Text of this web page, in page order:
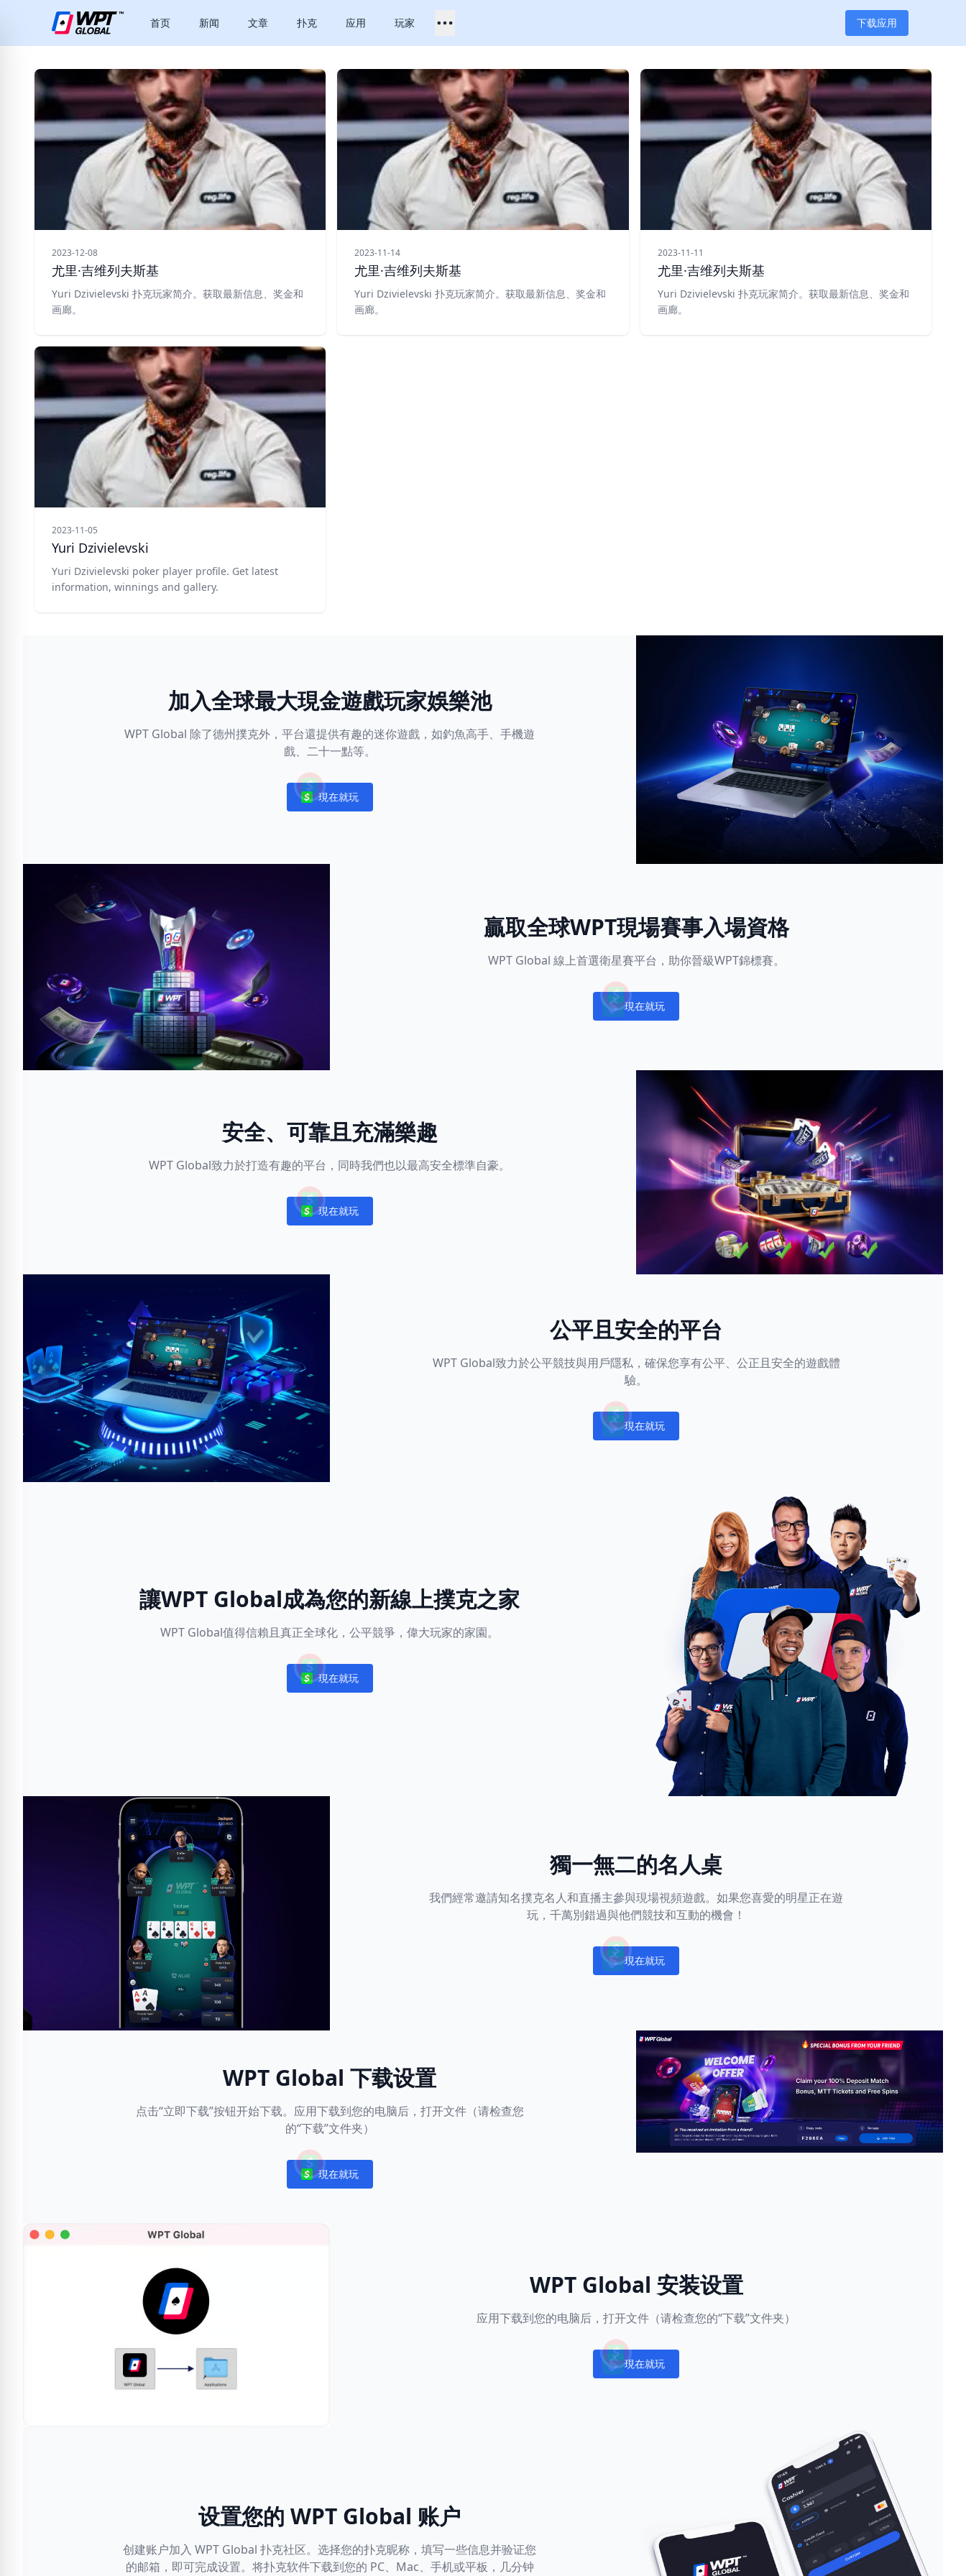
首页 新闻 文章 扑克 应用 玩家 下载应用
2023-12-08
尤里·吉维列夫斯基
Yuri Dzivielevski 扑克玩家简介。获取最新信息、奖金和
画廊。
2023-11-14
尤里·吉维列夫斯基
Yuri Dzivielevski 扑克玩家简介。获取最新信息、奖金和
画廊。
2023-11-11
尤里·吉维列夫斯基
Yuri Dzivielevski 扑克玩家简介。获取最新信息、奖金和
画廊。
2023-11-05
Yuri Dzivielevski
Yuri Dzivielevski poker player profile. Get latest
information, winnings and gallery.
加入全球最大現金遊戲玩家娛樂池
WPT Global 除了德州撲克外，平台還提供有趣的迷你遊戲，如釣魚高手、手機遊
戲、二十一點等。
Notifications
現在就玩
贏取全球WPT現場賽事入場資格
WPT Global 線上首選衛星賽平台，助你晉級WPT錦標賽。
Notifications
現在就玩
安全、可靠且充滿樂趣
WPT Global致力於打造有趣的平台，同時我們也以最高安全標準自豪。
Notifications
現在就玩
公平且安全的平台
WPT Global致力於公平競技與用戶隱私，確保您享有公平、公正且安全的遊戲體
驗。
Notifications
現在就玩
讓WPT Global成為您的新線上撲克之家
WPT Global值得信賴且真正全球化，公平競爭，偉大玩家的家園。
Notifications
現在就玩
獨一無二的名人桌
我們經常邀請知名撲克名人和直播主參與現場視頻遊戲。如果您喜愛的明星正在遊
玩，千萬別錯過與他們競技和互動的機會！
Notifications
現在就玩
WPT Global 下载设置
点击“立即下载”按钮开始下载。应用下载到您的电脑后，打开文件（请检查您
的“下载”文件夹）
Notifications
現在就玩
WPT Global 安装设置
应用下载到您的电脑后，打开文件（请检查您的“下载”文件夹）
Notifications
現在就玩
设置您的 WPT Global 账户
创建账户加入 WPT Global 扑克社区。选择您的扑克昵称，填写一些信息并验证您
的邮箱，即可完成设置。将扑克软件下载到您的 PC、Mac、手机或平板，几分钟